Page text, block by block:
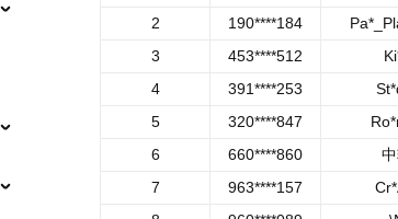
2
190****184
3
453****512
4
391****253
5
320****847
6
660****860
7
963****157